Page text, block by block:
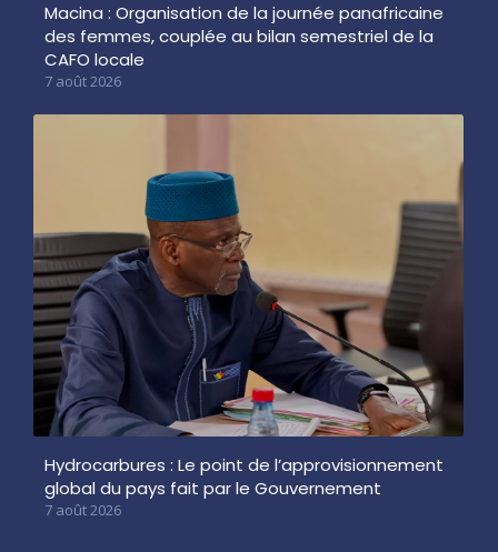
Macina : Organisation de la journée panafricaine
des femmes, couplée au bilan semestriel de la
CAFO locale
7 août 2026
Hydrocarbures : Le point de l’approvisionnement
global du pays fait par le Gouvernement
7 août 2026